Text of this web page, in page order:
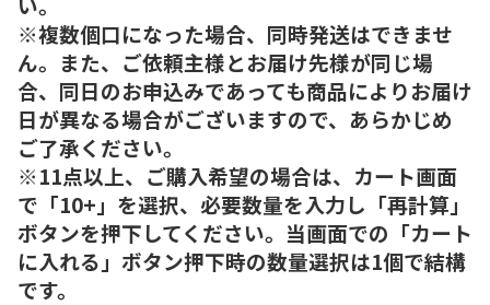
※複数個口になった場合、同時発送はできませ
ん。また、ご依頼主様とお届け先様が同じ場
合、同日のお申込みであっても商品によりお届け
日が異なる場合がございますので、あらかじめ
ご了承ください。
※11点以上、ご購入希望の場合は、カート画面
で「10+」を選択、必要数量を入力し「再計算」
ボタンを押下してください。当画面での「カート
に入れる」ボタン押下時の数量選択は1個で結構
です。